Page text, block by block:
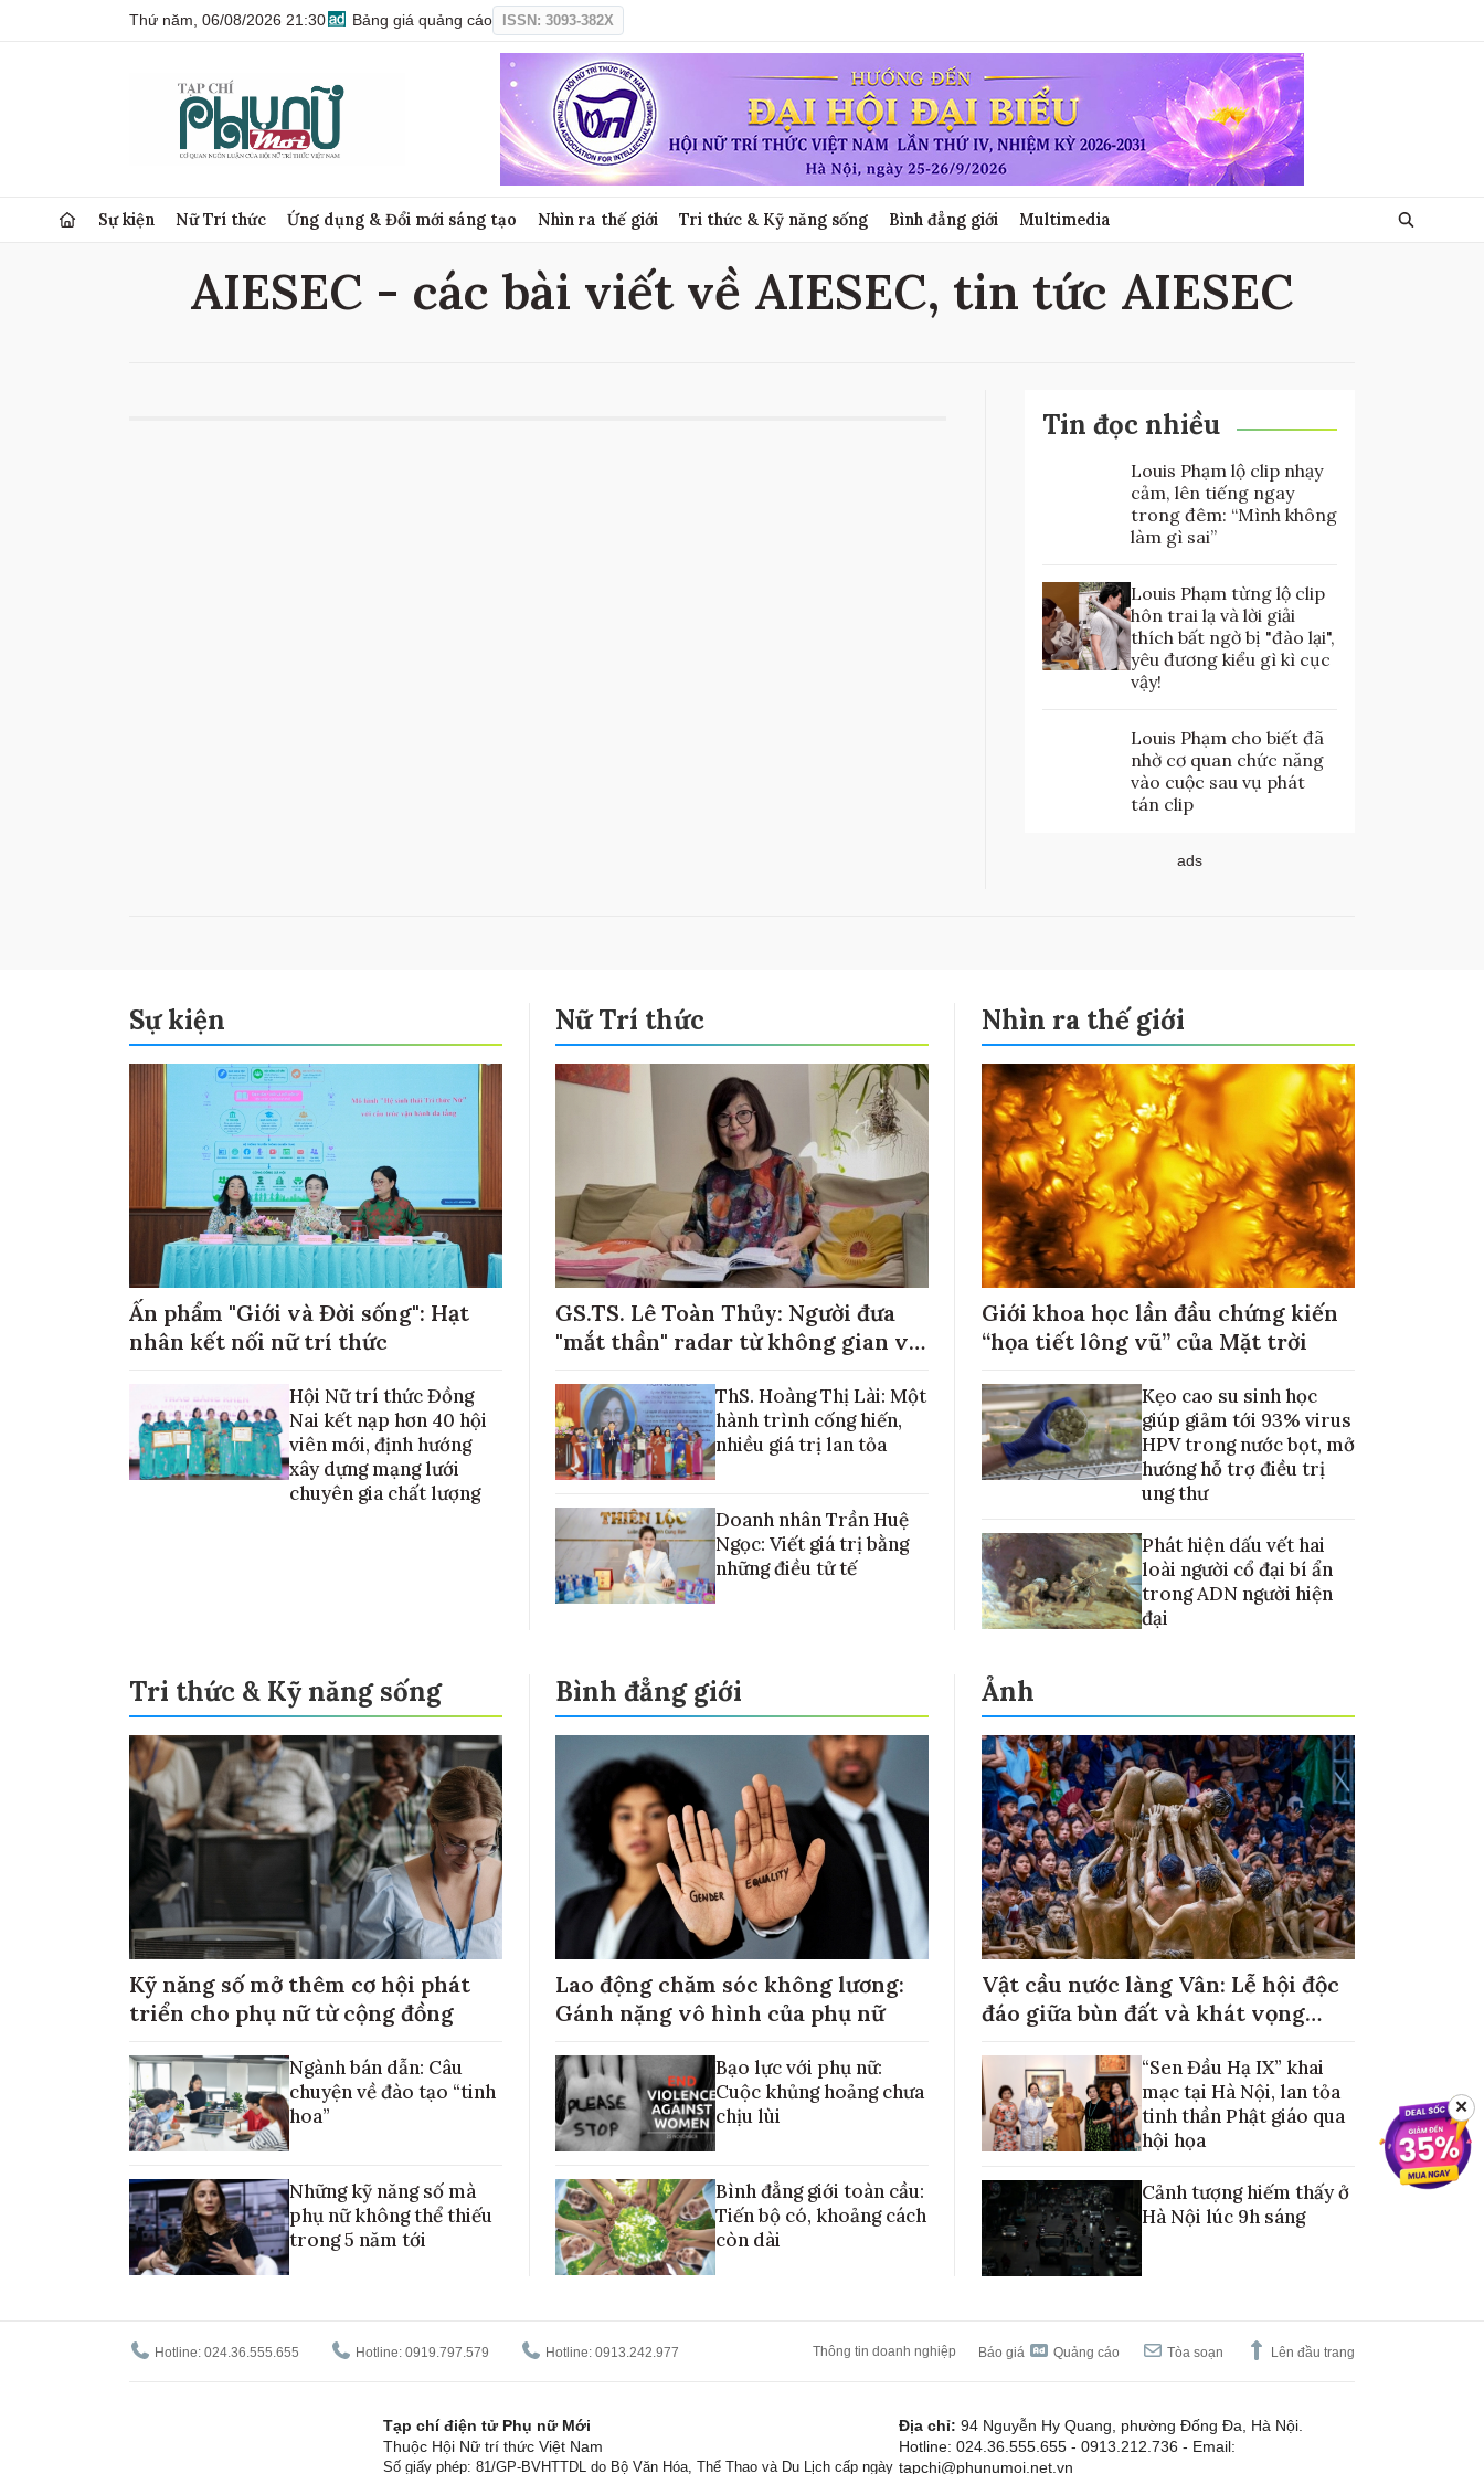
Thứ năm, 06/08/2026 21:30 Bảng giá quảng cáo ISSN: 3093-382X
Sự kiện Nữ Trí thức Ứng dụng & Đổi mới sáng tạo Nhìn ra thế giới Tri thức & Kỹ năng sống Bình đẳng giới Multimedia
AIESEC - các bài viết về AIESEC, tin tức AIESEC
Tin đọc nhiều
Louis Phạm lộ clip nhạy
cảm, lên tiếng ngay
trong đêm: “Mình không
làm gì sai”
Louis Phạm từng lộ clip
hôn trai lạ và lời giải
thích bất ngờ bị "đào lại",
yêu đương kiểu gì kì cục
vậy!
Louis Phạm cho biết đã
nhờ cơ quan chức năng
vào cuộc sau vụ phát
tán clip
ads
Sự kiện
Ấn phẩm "Giới và Đời sống": Hạt
nhân kết nối nữ trí thức
Hội Nữ trí thức Đồng
Nai kết nạp hơn 40 hội
viên mới, định hướng
xây dựng mạng lưới
chuyên gia chất lượng
Nữ Trí thức
GS.TS. Lê Toàn Thủy: Người đưa
"mắt thần" radar từ không gian về
ThS. Hoàng Thị Lài: Một
hành trình cống hiến,
nhiều giá trị lan tỏa
Doanh nhân Trần Huệ
Ngọc: Viết giá trị bằng
những điều tử tế
Nhìn ra thế giới
Giới khoa học lần đầu chứng kiến
“họa tiết lông vũ” của Mặt trời
Kẹo cao su sinh học
giúp giảm tới 93% virus
HPV trong nước bọt, mở
hướng hỗ trợ điều trị
ung thư
Phát hiện dấu vết hai
loài người cổ đại bí ẩn
trong ADN người hiện
đại
Tri thức & Kỹ năng sống
Kỹ năng số mở thêm cơ hội phát
triển cho phụ nữ từ cộng đồng
Ngành bán dẫn: Câu
chuyện về đào tạo “tinh
hoa”
Những kỹ năng số mà
phụ nữ không thể thiếu
trong 5 năm tới
Bình đẳng giới
Lao động chăm sóc không lương:
Gánh nặng vô hình của phụ nữ
Bạo lực với phụ nữ:
Cuộc khủng hoảng chưa
chịu lùi
Bình đẳng giới toàn cầu:
Tiến bộ có, khoảng cách
còn dài
Ảnh
Vật cầu nước làng Vân: Lễ hội độc
đáo giữa bùn đất và khát vọng
“Sen Đầu Hạ IX” khai
mạc tại Hà Nội, lan tỏa
tinh thần Phật giáo qua
hội họa
Cảnh tượng hiếm thấy ở
Hà Nội lúc 9h sáng
Hotline: 024.36.555.655 Hotline: 0919.797.579 Hotline: 0913.242.977 Thông tin doanh nghiệp Báo giá Quảng cáo Tòa soạn Lên đầu trang
Tạp chí điện tử Phụ nữ Mới
Thuộc Hội Nữ trí thức Việt Nam
Số giấy phép: 81/GP-BVHTTDL do Bộ Văn Hóa, Thể Thao và Du Lịch cấp ngày
Địa chỉ: 94 Nguyễn Hy Quang, phường Đống Đa, Hà Nội.
Hotline: 024.36.555.655 - 0913.212.736 - Email:
tapchi@phunumoi.net.vn
✕